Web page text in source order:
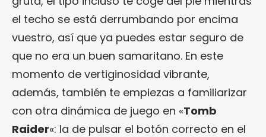
el techo se está derrumbando por encima
vuestro, así que ya puedes estar seguro de
que no era un buen samaritano. En este
momento de vertiginosidad vibrante,
además, también te empiezas a familiarizar
con otra dinámica de juego en «Tomb
Raider«: la de pulsar el botón correcto en el